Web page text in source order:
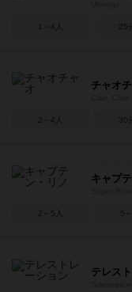
1～4人 25
チャオ
2～4人 30
キャプ
2～5人 5
テレス